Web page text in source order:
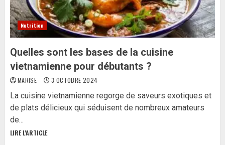
Nutrition
Quelles sont les bases de la cuisine
vietnamienne pour débutants ?
MARISE 3 OCTOBRE 2024
La cuisine vietnamienne regorge de saveurs exotiques et
de plats délicieux qui séduisent de nombreux amateurs
de...
LIRE L'ARTICLE